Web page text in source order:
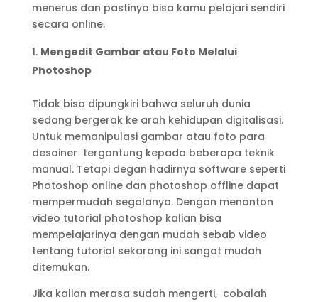
menerus dan pastinya bisa kamu pelajari sendiri
secara online.
Mengedit Gambar atau Foto Melalui
Photoshop
Tidak bisa dipungkiri bahwa seluruh dunia
sedang bergerak ke arah kehidupan digitalisasi.
Untuk memanipulasi gambar atau foto para
desainer tergantung kepada beberapa teknik
manual. Tetapi degan hadirnya software seperti
Photoshop online dan photoshop offline dapat
mempermudah segalanya. Dengan menonton
video tutorial photoshop kalian bisa
mempelajarinya dengan mudah sebab video
tentang tutorial sekarang ini sangat mudah
ditemukan.
Jika kalian merasa sudah mengerti, cobalah